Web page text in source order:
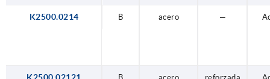
K2500.0214 B acero —